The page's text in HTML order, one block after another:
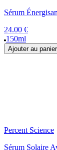
Sérum
24.00 €
150ml
Ajouter au panier
Percent Science
Sérum Solaire